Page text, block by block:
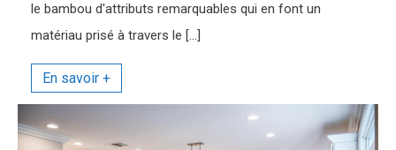
le bambou d'attributs remarquables qui en font un
matériau prisé à travers le […]